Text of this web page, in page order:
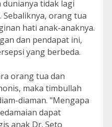
dunianya tidak lagi
orang tua
hati anak-anaknya.
dan pendapat ini,
yang berbeda.
orang tua dan
maka timbullah
diaman. "Mengapa
dapat
anak Dr. Seto